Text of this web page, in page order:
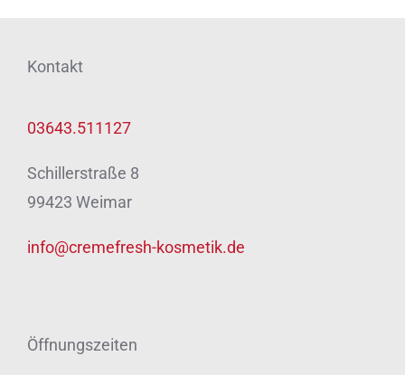
Kontakt
03643.511127
Schillerstraße 8
99423 Weimar
info@cremefresh-kosmetik.de
Öffnungszeiten